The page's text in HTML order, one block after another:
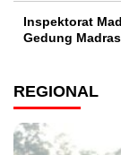
Inspektorat
Gedung
REGIONAL